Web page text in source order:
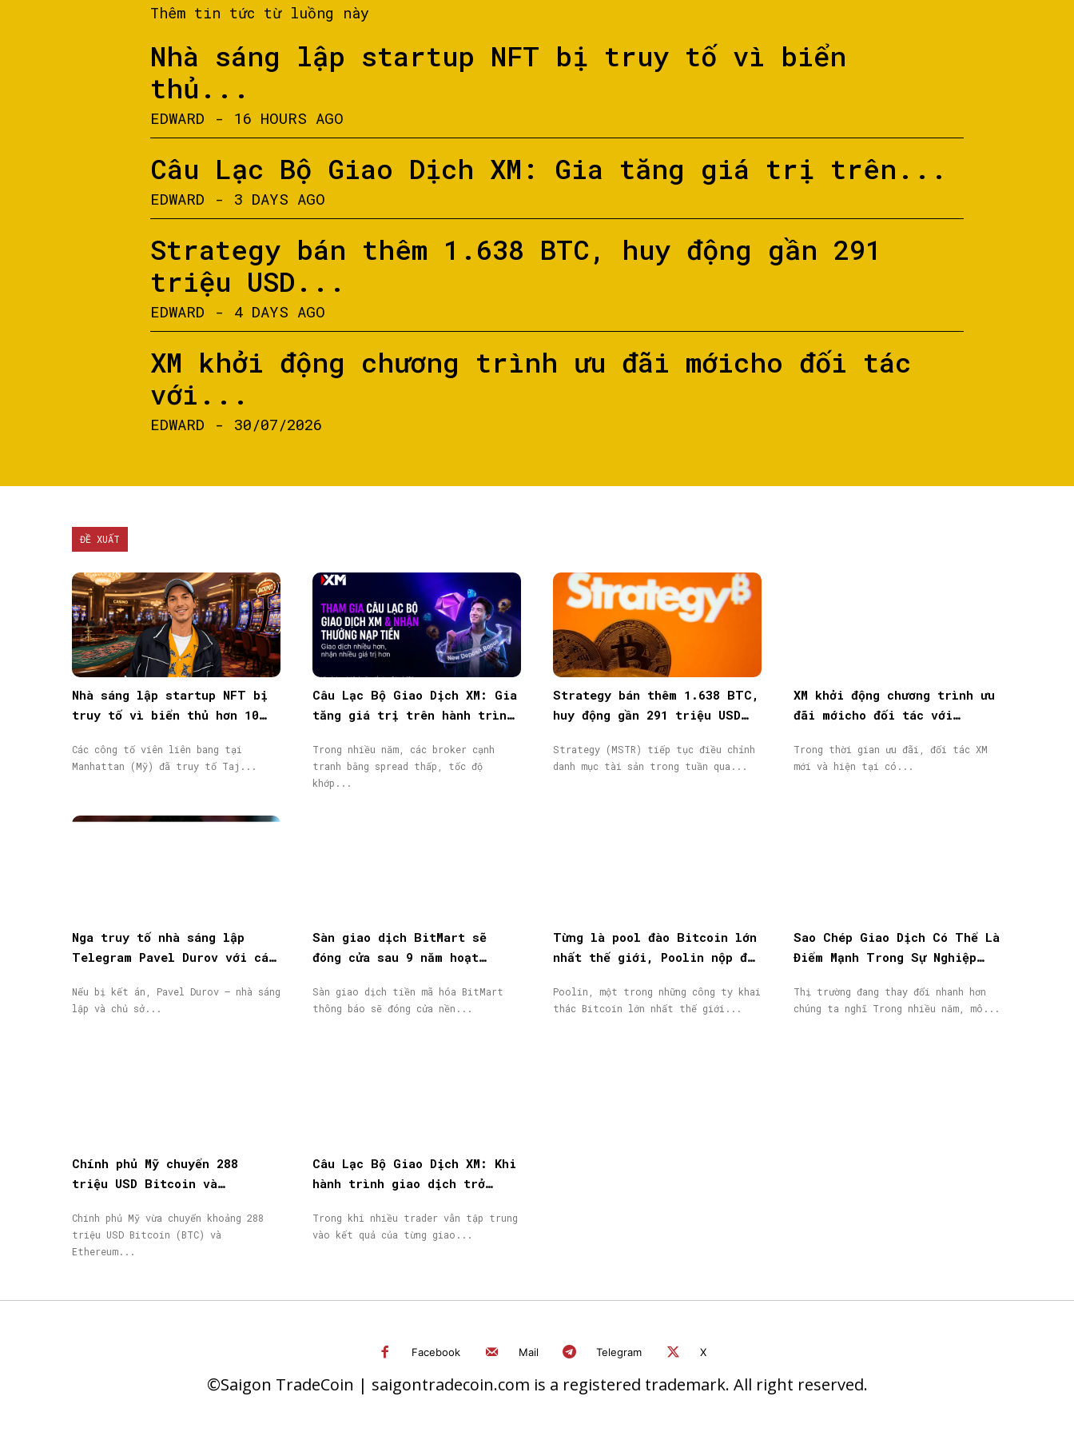
Thêm tin tức từ luồng này
Nhà sáng lập startup NFT bị truy tố vì biển
thủ...
EDWARD - 16 HOURS AGO
Câu Lạc Bộ Giao Dịch XM: Gia tăng giá trị trên...
EDWARD - 3 DAYS AGO
Strategy bán thêm 1.638 BTC, huy động gần 291
triệu USD...
EDWARD - 4 DAYS AGO
XM khởi động chương trình ưu đãi mớicho đối tác
với...
EDWARD - 30/07/2026
ĐỀ XUẤT
Nhà sáng lập startup NFT bị
truy tố vì biển thủ hơn 10
Các công tố viên liên bang tại
Manhattan (Mỹ) đã truy tố Taj...
Câu Lạc Bộ Giao Dịch XM: Gia
tăng giá trị trên hành trình
Trong nhiều năm, các broker cạnh
tranh bằng spread thấp, tốc độ
khớp...
Strategy bán thêm 1.638 BTC,
huy động gần 291 triệu USD
Strategy (MSTR) tiếp tục điều chỉnh
danh mục tài sản trong tuần qua...
XM khởi động chương trình ưu
đãi mớicho đối tác với
40.000$
Trong thời gian ưu đãi, đối tác XM
mới và hiện tại có...
Nga truy tố nhà sáng lập
Telegram Pavel Durov với cáo
lệnh truy nã quốc tế
Nếu bị kết án, Pavel Durov – nhà sáng
lập và chủ sở...
Sàn giao dịch BitMart sẽ
đóng cửa sau 9 năm hoạt
Sàn giao dịch tiền mã hóa BitMart
thông báo sẽ đóng cửa nền...
Từng là pool đào Bitcoin lớn
nhất thế giới, Poolin nộp đơn
Poolin, một trong những công ty khai
thác Bitcoin lớn nhất thế giới...
Sao Chép Giao Dịch Có Thể Là
Điểm Mạnh Trong Sự Nghiệp
Thị trường đang thay đổi nhanh hơn
chúng ta nghĩ Trong nhiều năm, mô...
Chính phủ Mỹ chuyển 288
triệu USD Bitcoin và
Coinbase Prime
Chính phủ Mỹ vừa chuyển khoảng 288
triệu USD Bitcoin (BTC) và
Ethereum...
Câu Lạc Bộ Giao Dịch XM: Khi
hành trình giao dịch trở
nhận
Trong khi nhiều trader vẫn tập trung
vào kết quả của từng giao...
Facebook Mail Telegram X
©Saigon TradeCoin | saigontradecoin.com is a registered trademark. All right reserved.